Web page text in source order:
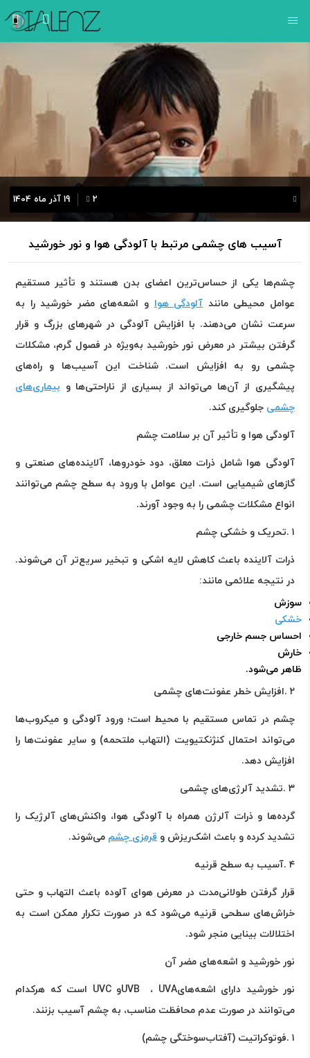
19 آذر ماه 1404 2
آسیب های چشمی مرتبط با آلودگی هوا و نور خورشید
چشم‌ها یکی از حساس‌ترین اعضای بدن هستند و تأثیر مستقیم
عوامل محیطی مانندآلودگی هواو اشعه‌های مضر خورشید را به
سرعت نشان می‌دهند. با افزایش آلودگی در شهرهای بزرگ و قرار
گرفتن بیشتر در معرض نور خورشید به‌ویژه در فصول گرم، مشکلات
چشمی رو به افزایش است. شناخت این آسیب‌ها و راه‌های
پیشگیری از آن‌ها می‌تواند از بسیاری از ناراحتی‌ها و بیماری‌های
چشمی جلوگیری کند.
آلودگی هوا و تأثیر آن بر سلامت چشم
آلودگی هوا شامل ذرات معلق، دود خودروها، آلاینده‌های صنعتی و
گازهای شیمیایی است. این عوامل با ورود به سطح چشم می‌توانند
انواع مشکلات چشمی را به وجود آورند.
۱ .تحریک و خشکی چشم
ذرات آلاینده باعث کاهش لایه اشکی و تبخیر سریع‌تر آن می‌شوند.
در نتیجه علائمی مانند:
سوزش
خشکی
احساس جسم خارجی
خارش
ظاهر می‌شود.
۲ .افزایش خطر عفونت‌های چشمی
چشم در تماس مستقیم با محیط است؛ ورود آلودگی و میکروب‌ها
می‌تواند احتمال کنژنکتیویت (التهاب ملتحمه) و سایر عفونت‌ها را
افزایش دهد.
۳ .تشدید آلرژی‌های چشمی
گرده‌ها و ذرات آلرژن همراه با آلودگی هوا، واکنش‌های آلرژیک را
تشدید کرده و باعث اشک‌ریزش و قرمزی چشم می‌شوند.
۴ .آسیب به سطح قرنیه
قرار گرفتن طولانی‌مدت در معرض هوای آلوده باعث التهاب و حتی
خراش‌های سطحی قرنیه می‌شود که در صورت تکرار ممکن است به
اختلالات بینایی منجر شود.
نور خورشید و اشعه‌های مضر آن
نور خورشید دارای اشعه‌هایUVA ، UVBو UVC است که هرکدام
می‌توانند در صورت عدم محافظت مناسب، به چشم آسیب بزنند.
۱ .فوتوکراتیت (آفتاب‌سوختگی چشم)